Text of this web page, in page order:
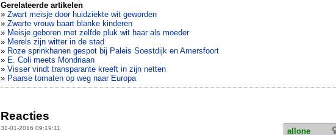
Gerelateerde artikelen
» Zwart meisje door huidziekte wit geworden
» Zwarte vrouw baart blanke kinderen
» Meisje geboren met zelfde pluk wit haar als moeder
» Merels zijn witter in de stad
» Roze sprinkhanen gespot bij Paleis Soestdijk en Amersfoort
» E. Coli meets Mondriaan
» Visser vindt transparante kreeft in zijn netten
» Paarse tomaten op weg naar Europa
Reacties
31-01-2016 09:19:11 allone